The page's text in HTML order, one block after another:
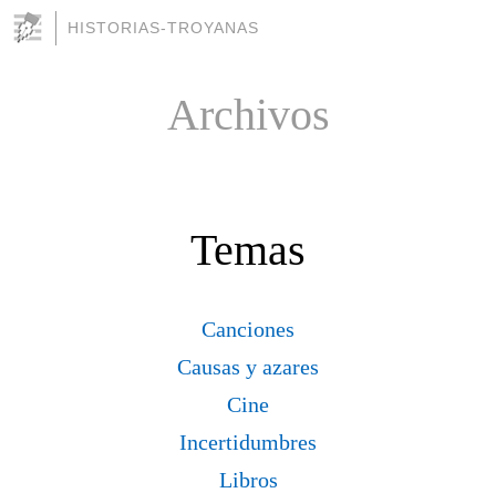
HISTORIAS-TROYANAS
Archivos
Temas
Canciones
Causas y azares
Cine
Incertidumbres
Libros